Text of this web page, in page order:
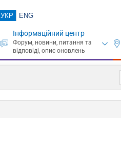
УКР ENG
Інформаційний центр